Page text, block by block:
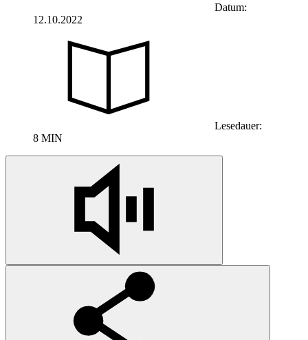
Datum:
12.10.2022
Lesedauer:
8 MIN